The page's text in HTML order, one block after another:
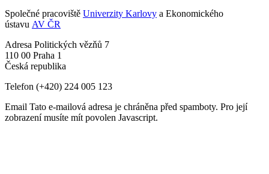
Společné pracoviště Univerzity Karlovy a Ekonomického
ústavu AV ČR
Adresa Politických vězňů 7
110 00 Praha 1
Česká republika
Telefon (+420) 224 005 123
Email Tato e-mailová adresa je chráněna před spamboty. Pro její
zobrazení musíte mít povolen Javascript.